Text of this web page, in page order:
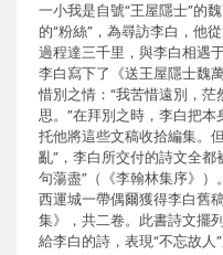
一小我是自號“王屋隱士”的
的“粉絲”，為尋訪李白，他
過程達三千里，與李白相遇
李白寫下了《送王屋隱士魏
惜別之情：“我苦惜遠別，
思。”在拜別之時，李白把
托他將這些文稿收拾編集。
亂”，李白所交付的詩文全
句蕩盡”（《李翰林集序》
西運城一帶偶爾獲得李白舊
集》，共二卷。此書詩文擺
給李白的詩，表現“不忘故